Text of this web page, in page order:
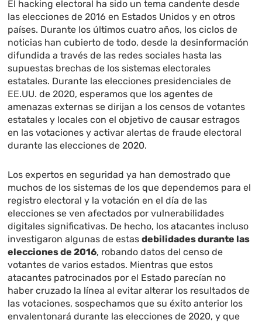
El hacking electoral ha sido un tema candente desde
las elecciones de 2016 en Estados Unidos y en otros
países. Durante los últimos cuatro años, los ciclos de
noticias han cubierto de todo, desde la desinformación
difundida a través de las redes sociales hasta las
supuestas brechas de los sistemas electorales
estatales. Durante las elecciones presidenciales de
EE.UU. de 2020, esperamos que los agentes de
amenazas externas se dirijan a los censos de votantes
estatales y locales con el objetivo de causar estragos
en las votaciones y activar alertas de fraude electoral
durante las elecciones de 2020.
Los expertos en seguridad ya han demostrado que
muchos de los sistemas de los que dependemos para el
registro electoral y la votación en el día de las
elecciones se ven afectados por vulnerabilidades
digitales significativas. De hecho, los atacantes incluso
investigaron algunas de estasdebilidades durante las
elecciones de 2016, robando datos del censo de
votantes de varios estados. Mientras que estos
atacantes patrocinados por el Estado parecían no
haber cruzado la línea al evitar alterar los resultados de
las votaciones, sospechamos que su éxito anterior los
envalentonará durante las elecciones de 2020, y que